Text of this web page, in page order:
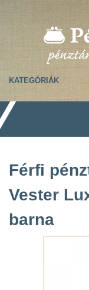
KATEGÓRIÁK
Férfi
Vester
barna